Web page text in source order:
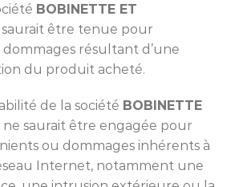
BOBINETTE ET
saurait être tenue pour
dommages résultant d’une
du produit acheté.
de la société BOBINETTE
ne saurait être engagée pour
ou dommages inhérents à
Internet, notamment une